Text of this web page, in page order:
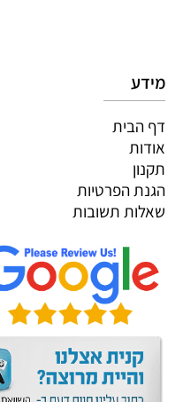
מידע
דף הבית
אודות
תקנון
הגנת הפרטיות
שאלות תשובות